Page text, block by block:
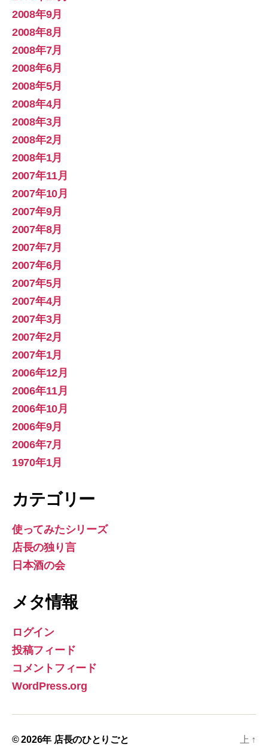
2008年9月
2008年8月
2008年7月
2008年6月
2008年5月
2008年4月
2008年3月
2008年2月
2008年1月
2007年11月
2007年10月
2007年9月
2007年8月
2007年7月
2007年6月
2007年5月
2007年4月
2007年3月
2007年2月
2007年1月
2006年12月
2006年11月
2006年10月
2006年9月
2006年7月
1970年1月
カテゴリー
使ってみたシリーズ
店長の独り言
日本酒の会
メタ情報
ログイン
投稿フィード
コメントフィード
WordPress.org
© 2026年 店長のひとりごと 上 ↑